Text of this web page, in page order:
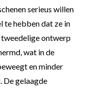
serieus willen
te hebben dat ze in
tweedelige ontwerp
wat in de
en minder
De gelaagde